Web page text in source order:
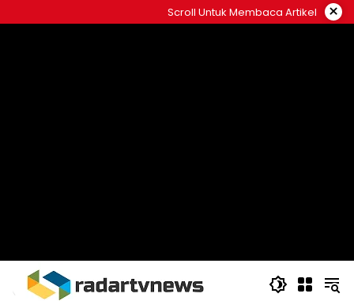
to
Scroll Untuk Membaca Artikel ×